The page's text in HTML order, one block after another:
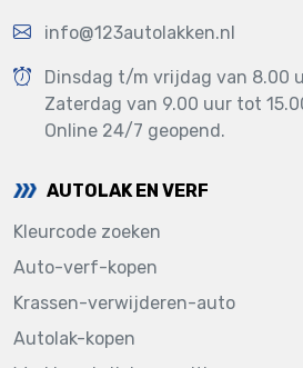
info@123autolakken.nl
Dinsdag t/m vrijdag van 8.00
Zaterdag van 9.00 uur tot
Online 24/7 geopend.
AUTOLAK EN VERF
Kleurcode zoeken
Auto-verf-kopen
Krassen-verwijderen-auto
Autolak-kopen